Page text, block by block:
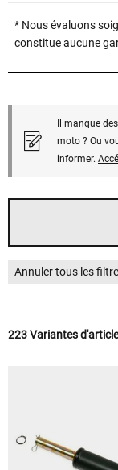
* Nous évaluons
constitue aucune
Il manque
moto ? Ou
informer.
Annuler tous les
223 Variantes